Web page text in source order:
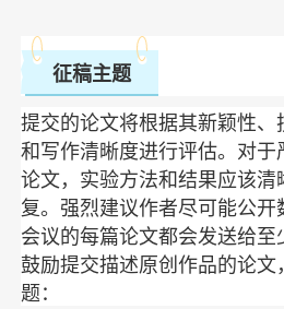
征稿主题
提交的论文将根据其新颖性、
和写作清晰度进行评估。对于
论文，实验方法和结果应该清
复。强烈建议作者尽可能公开
会议的每篇论文都会发送给至
鼓励提交描述原创作品的论文
题：